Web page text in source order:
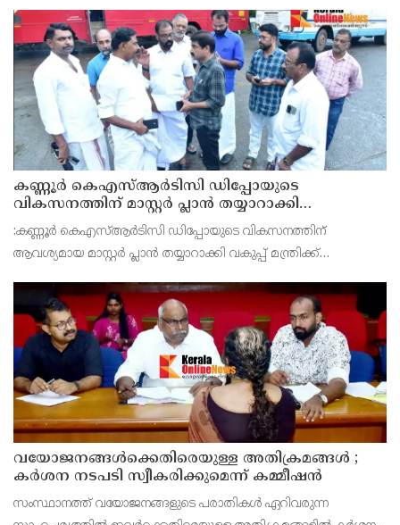
മില്ലിമീറ്റർ മഴ ആ സമയം സംസ്ഥാനത്ത
കണ്ണൂർ കെഎസ്ആർടിസി ഡിപ്പോയുടെ
വികസനത്തിന് മാസ്റ്റർ പ്ലാൻ തയ്യാറാക്കി
സമർപ്പിക്കും : ടി ഒ മോഹനൻ എം എൽ എ
:കണ്ണൂർ കെഎസ്ആർടിസി ഡിപ്പോയുടെ വികസനത്തിന്
ആവശ്യമായ മാസ്റ്റർ പ്ലാൻ തയ്യാറാക്കി വകുപ്പ് മന്ത്രിക്ക്
ഡിപ്പോയ്ക്ക് നാല് ഏക്കറിൽ അധികം വരുന്ന സ്ഥലമുണ്ട്
വയോജനങ്ങൾക്കെതിരെയുള്ള അതിക്രമങ്ങൾ ;
കർശന നടപടി സ്വീകരിക്കുമെന്ന് കമ്മീഷൻ
സംസ്ഥാനത്ത് വയോജനങ്ങളുടെ പരാതികൾ ഏറിവരുന്ന